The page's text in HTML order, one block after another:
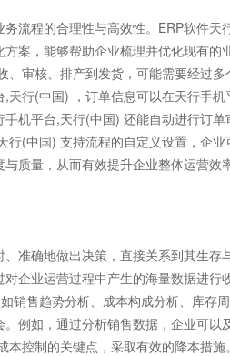
程的合理性与高效性。ERP软件天
案，能够帮助企业梳理并优化现有
审核、排产到发货，可能需要经过
天行(中国) ，订单信息可以在天行手
机平台,天行(中国) 还能自动进行订
行(中国) 支持流程的自定义设置，企
质量，从而有效提升企业整体运营效率
确地做出决策，直接关系到其生存
企业运营过程中产生的海量数据进
销售趋势分析、成本构成分析、库存
例如，通过分析销售数据，企业可
控制的关键点，采取有效的降本措